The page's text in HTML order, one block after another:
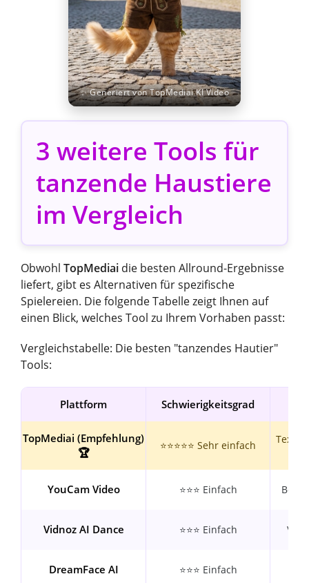
✨ Generiert von TopMediai KI Video
3 weitere Tools für
tanzende Haustiere
im Vergleich
Obwohl TopMediai die besten Allround-Ergebnisse
liefert, gibt es Alternativen für spezifische
Spielereien. Die folgende Tabelle zeigt Ihnen auf
einen Blick, welches Tool zu Ihrem Vorhaben passt:
Vergleichstabelle: Die besten "tanzendes Hautier"
Tools:
Plattform Schwierigkeitsgrad
TopMediai (Empfehlung)
🏆
⭐⭐⭐⭐⭐ Sehr einfach Text-
YouCam Video ⭐⭐⭐ Einfach
Vidnoz AI Dance ⭐⭐⭐ Einfach
DreamFace AI ⭐⭐⭐ Einfach